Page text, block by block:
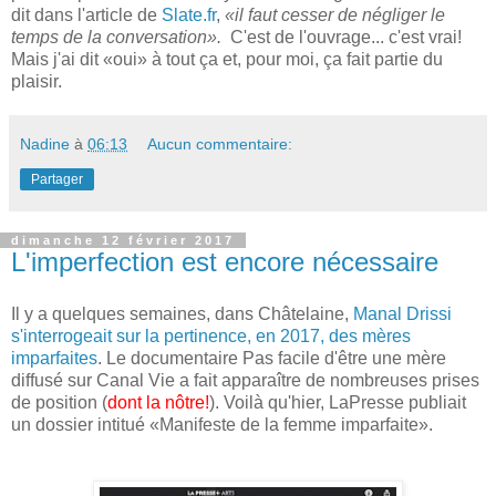
dit dans l'article de Slate.fr, «il faut cesser de négliger le
temps de la conversation». C'est de l'ouvrage... c'est vrai!
Mais j'ai dit «oui» à tout ça et, pour moi, ça fait partie du
plaisir.
Nadine à 06:13 Aucun commentaire:
Partager
dimanche 12 février 2017
L'imperfection est encore nécessaire
Il y a quelques semaines, dans Châtelaine, Manal Drissi
s'interrogeait sur la pertinence, en 2017, des mères
imparfaites. Le documentaire Pas facile d'être une mère
diffusé sur Canal Vie a fait apparaître de nombreuses prises
de position (dont la nôtre!). Voilà qu'hier, LaPresse publiait
un dossier intitué «Manifeste de la femme imparfaite».